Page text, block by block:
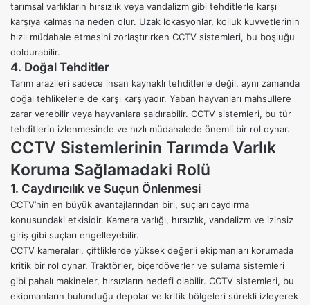
tarımsal varlıkların hırsızlık veya vandalizm gibi tehditlerle karşı
karşıya kalmasına neden olur. Uzak lokasyonlar, kolluk kuvvetlerinin
hızlı müdahale etmesini zorlaştırırken CCTV sistemleri, bu boşluğu
doldurabilir.
4. Doğal Tehditler
Tarım arazileri sadece insan kaynaklı tehditlerle değil, aynı zamanda
doğal tehlikelerle de karşı karşıyadır. Yaban hayvanları mahsullere
zarar verebilir veya hayvanlara saldırabilir. CCTV sistemleri, bu tür
tehditlerin izlenmesinde ve hızlı müdahalede önemli bir rol oynar.
CCTV Sistemlerinin Tarımda Varlık
Koruma Sağlamadaki Rolü
1. Caydırıcılık ve Suçun Önlenmesi
CCTV’nin en büyük avantajlarından biri, suçları caydırma
konusundaki etkisidir. Kamera varlığı, hırsızlık, vandalizm ve izinsiz
giriş gibi suçları engelleyebilir.
CCTV kameraları, çiftliklerde yüksek değerli ekipmanları korumada
kritik bir rol oynar. Traktörler, biçerdöverler ve sulama sistemleri
gibi pahalı makineler, hırsızların hedefi olabilir. CCTV sistemleri, bu
ekipmanların bulunduğu depolar ve kritik bölgeleri sürekli izleyerek